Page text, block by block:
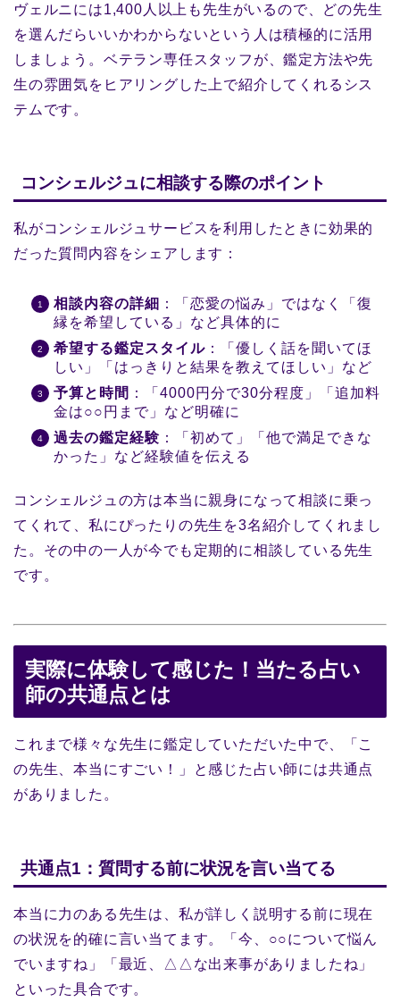
ヴェルニには1,400人以上も先生がいるので、どの先生
を選んだらいいかわからないという人は積極的に活用
しましょう。ベテラン専任スタッフが、鑑定方法や先
生の雰囲気をヒアリングした上で紹介してくれるシス
テムです。
コンシェルジュに相談する際のポイント
私がコンシェルジュサービスを利用したときに効果的
だった質問内容をシェアします：
相談内容の詳細 ：「恋愛の悩み」ではなく「復
縁を希望している」など具体的に
希望する鑑定スタイル ：「優しく話を聞いてほ
しい」「はっきりと結果を教えてほしい」など
予算と時間 ：「4000円分で30分程度」「追加料
金は○○円まで」など明確に
過去の鑑定経験 ：「初めて」「他で満足できな
かった」など経験値を伝える
コンシェルジュの方は本当に親身になって相談に乗っ
てくれて、私にぴったりの先生を3名紹介してくれまし
た。その中の一人が今でも定期的に相談している先生
です。
実際に体験して感じた！当たる占い
師の共通点とは
これまで様々な先生に鑑定していただいた中で、「こ
の先生、本当にすごい！」と感じた占い師には共通点
がありました。
共通点1：質問する前に状況を言い当てる
本当に力のある先生は、私が詳しく説明する前に現在
の状況を的確に言い当てます。「今、○○について悩ん
でいますね」「最近、△△な出来事がありましたね」
といった具合です。